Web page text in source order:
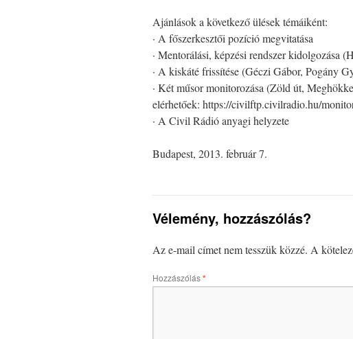
Ajánlások a következő ülések témáiként:
· A főszerkesztői pozíció megvitatása
· Mentorálási, képzési rendszer kidolgozása
· A kiskáté frissítése (Géczi Gábor, Pogány
· Két műsor monitorozása (Zöld út,
elérhetőek: https://civilftp.civilradio.hu/
· A Civil Rádió anyagi helyzete
Budapest, 2013. február 7.
Vélemény, hozzászólás?
Az e-mail címet nem tesszük közzé. A
Hozzászólás*